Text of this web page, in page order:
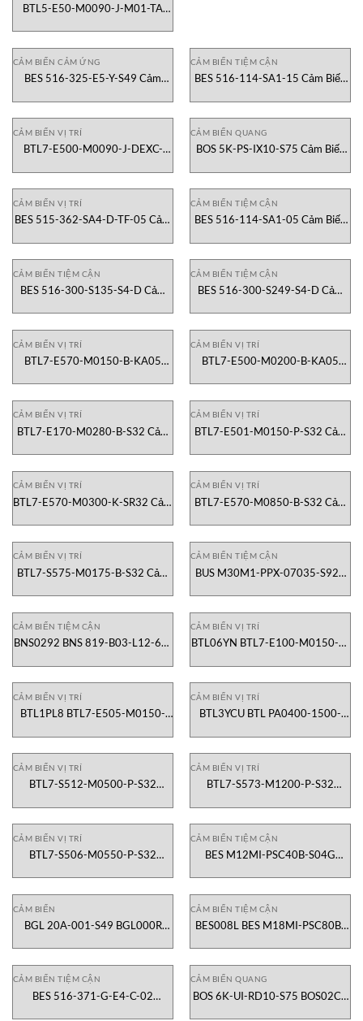
BTL5-E50-M0090-J-M01-TA
CẢM BIẾN CẢM ỨNG
BES 516-325-E5-Y-S49 Cảm
CẢM BIẾN TIỆM CẬN
BES 516-114-SA1-15 Cảm Biến
CẢM BIẾN VỊ TRÍ
BTL7-E500-M0090-J-DEXC-
Nam
CẢM BIẾN QUANG
BOS 5K-PS-IX10-S75 Cảm Biến
CẢM BIẾN VỊ TRÍ
BES 515-362-SA4-D-TF-05 Cảm
CẢM BIẾN TIỆM CẬN
BES 516-114-SA1-05 Cảm Biến
CẢM BIẾN TIỆM CẬN
BES 516-300-S135-S4-D Cảm
CẢM BIẾN TIỆM CẬN
BES 516-300-S249-S4-D Cảm
CẢM BIẾN VỊ TRÍ
BTL7-E570-M0150-B-KA05
CẢM BIẾN VỊ TRÍ
BTL7-E500-M0200-B-KA05
CẢM BIẾN VỊ TRÍ
BTL7-E170-M0280-B-S32 Cảm
CẢM BIẾN VỊ TRÍ
BTL7-E501-M0150-P-S32 Cảm
CẢM BIẾN VỊ TRÍ
BTL7-E570-M0300-K-SR32 Cảm
CẢM BIẾN VỊ TRÍ
BTL7-E570-M0850-B-S32 Cảm
CẢM BIẾN VỊ TRÍ
BTL7-S575-M0175-B-S32 Cảm
CẢM BIẾN TIỆM CẬN
BUS M30M1-PPX-07035-S92K
Balluff Vietnam
CẢM BIẾN TIỆM CẬN
BNS0292 BNS 819-B03-L12-61-
Vietnam
CẢM BIẾN VỊ TRÍ
BTL06YN BTL7-E100-M0150-B-
Balluff Vietnam
CẢM BIẾN VỊ TRÍ
BTL1PL8 BTL7-E505-M0150-
tuyến tính Balluff Vietnam
CẢM BIẾN VỊ TRÍ
BTL3YCU BTL PA0400-1500-
tính tuyến tính Balluff Vietnam
CẢM BIẾN VỊ TRÍ
BTL7-S512-M0500-P-S32
tính từ tính Balluff Vietnam
CẢM BIẾN VỊ TRÍ
BTL7-S573-M1200-P-S32
tính từ tính Balluff Vietnam
CẢM BIẾN VỊ TRÍ
BTL7-S506-M0550-P-S32
tính từ tính Balluff Vietnam
CẢM BIẾN TIỆM CẬN
BES M12MI-PSC40B-S04G
Balluff Vietnam
CẢM BIẾN
BGL 20A-001-S49 BGL000R
Vietnam
CẢM BIẾN TIỆM CẬN
BES008L BES M18MI-PSC80B-
Vietnam
CẢM BIẾN TIỆM CẬN
BES 516-371-G-E4-C-02
CẢM BIẾN QUANG
BOS 6K-UI-RD10-S75 BOS02CU